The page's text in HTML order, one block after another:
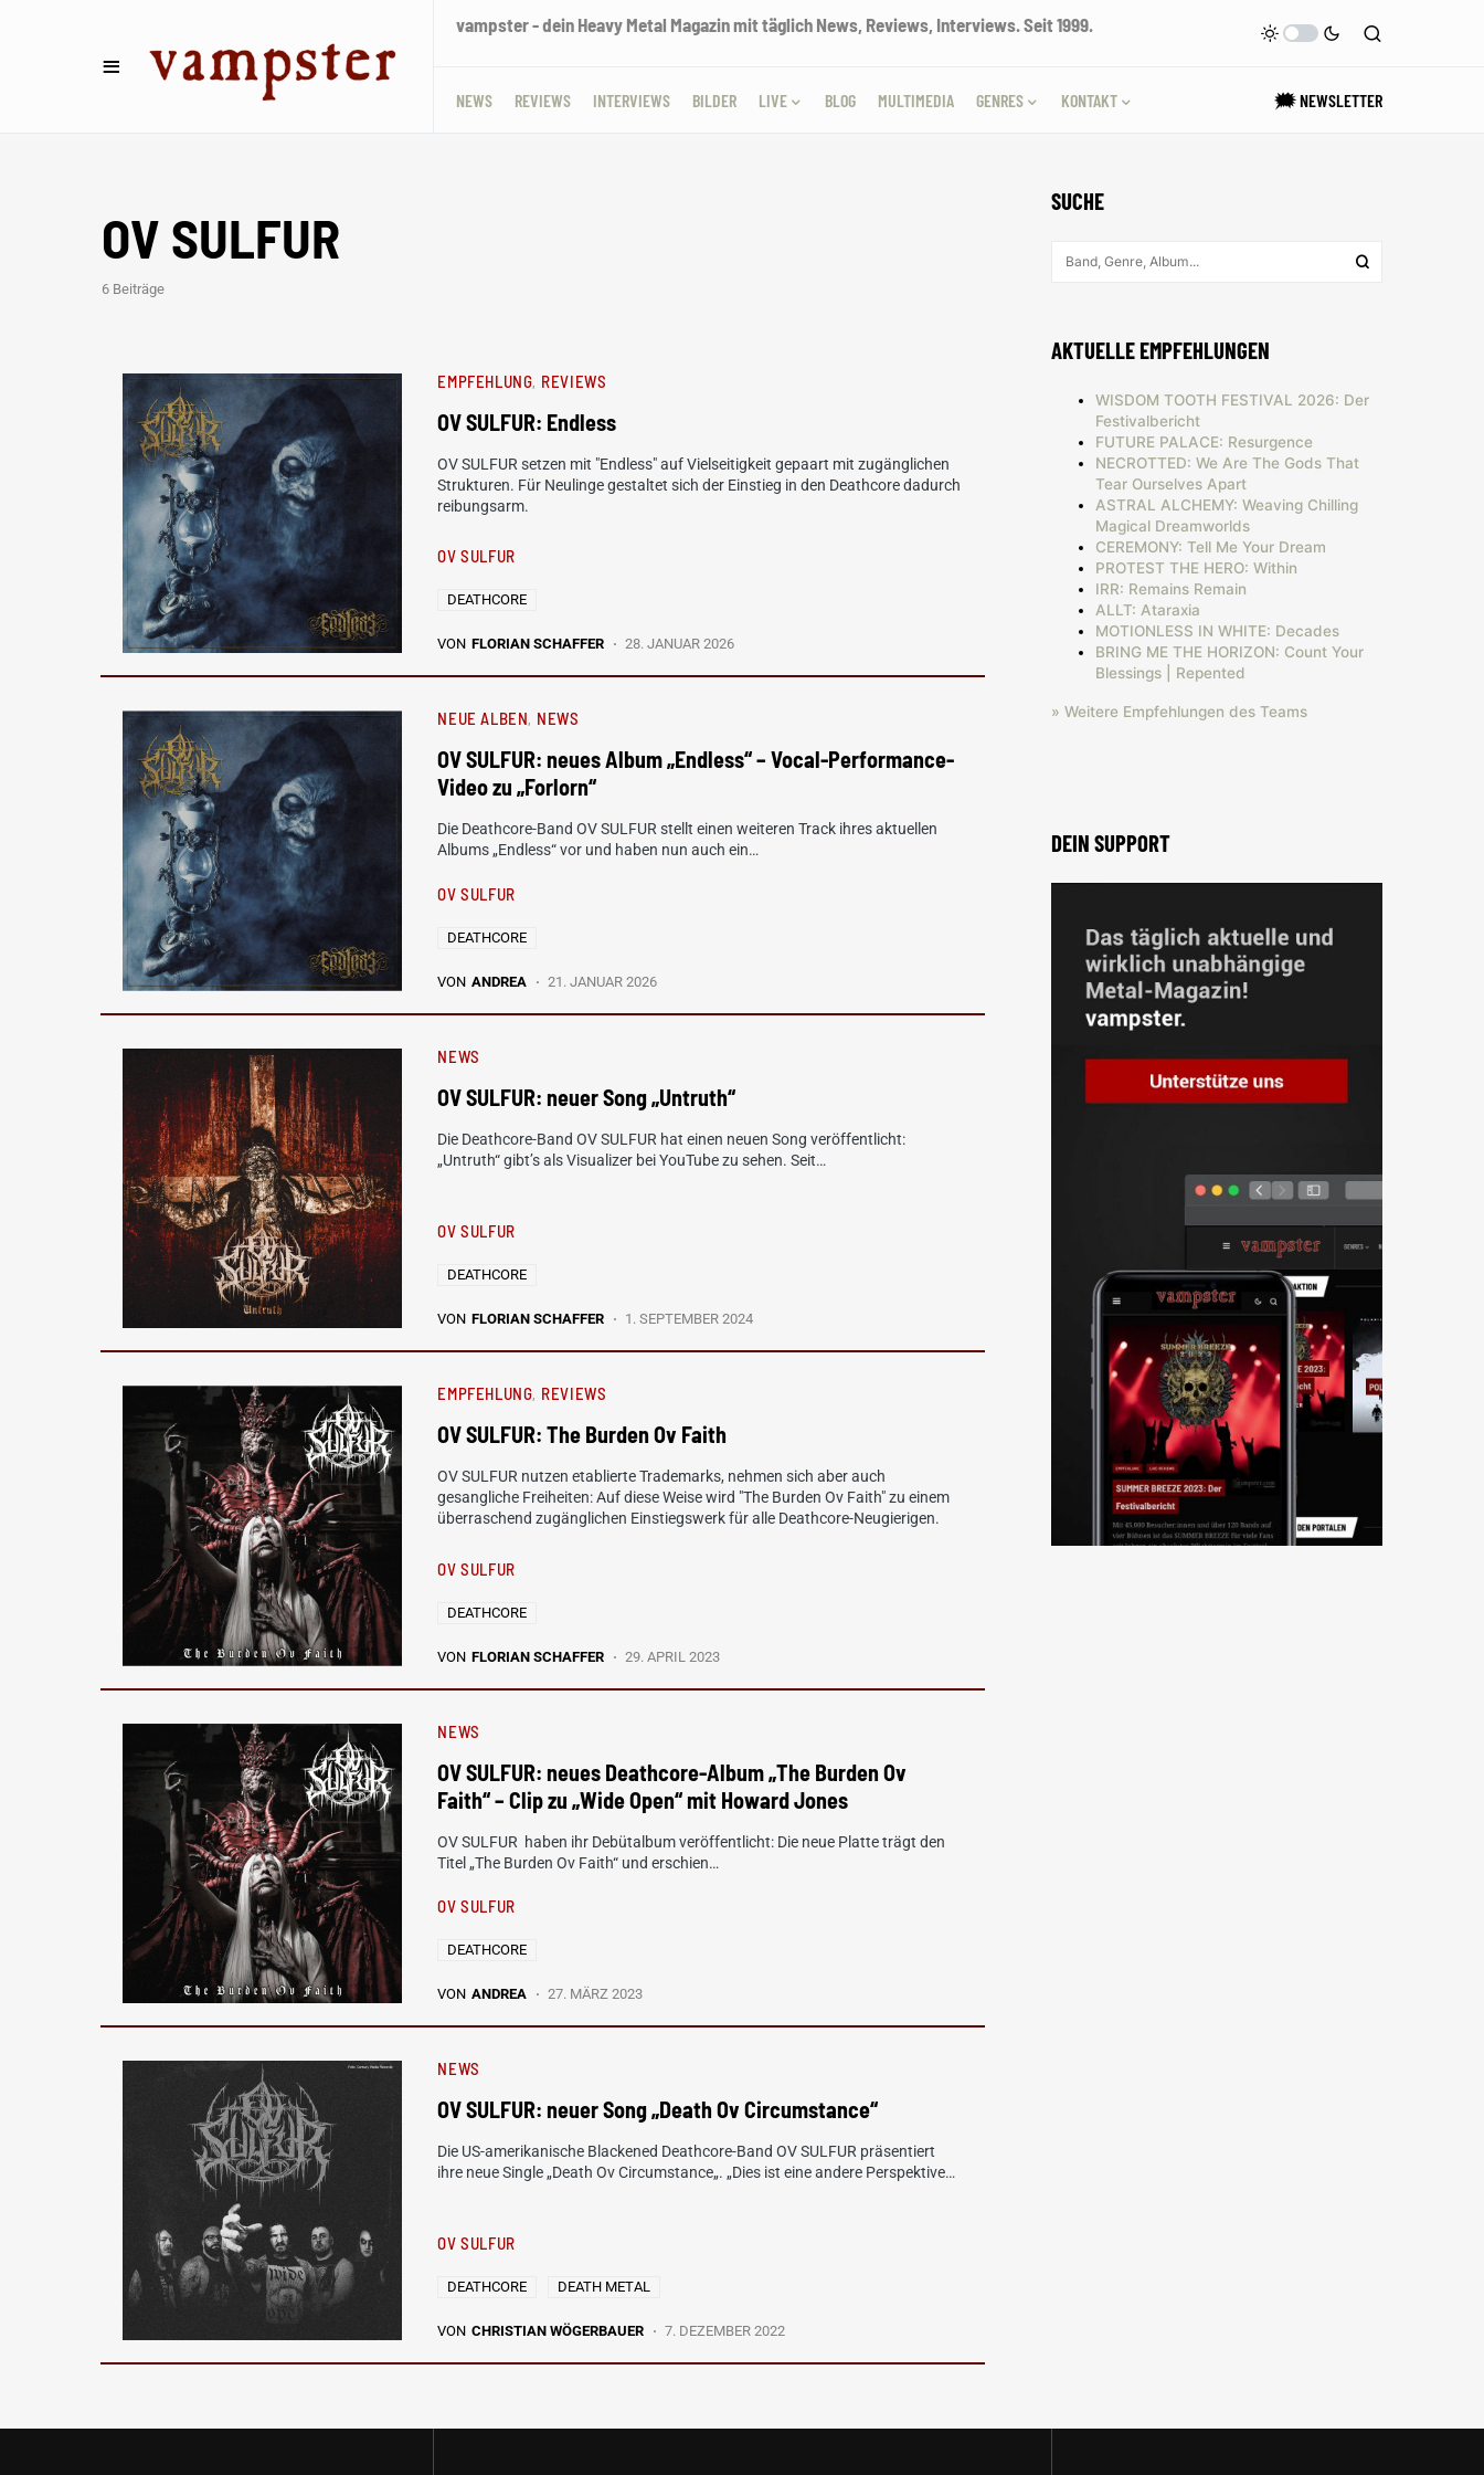
vampster - dein Heavy Metal Magazin mit täglich News, Reviews, Interviews. Seit 1999.
NEWS REVIEWS INTERVIEWS BILDER LIVE BLOG MULTIMEDIA GENRES KONTAKT 🗯 NEWSLETTER
OV SULFUR
6 Beiträge
EMPFEHLUNG REVIEWS
OV SULFUR: Endless
OV SULFUR setzen mit "Endless" auf Vielseitigkeit gepaart mit zugänglichen
Strukturen. Für Neulinge gestaltet sich der Einstieg in den Deathcore dadurch
reibungsarm.
OV SULFUR
DEATHCORE
VON FLORIAN SCHAFFER 28. JANUAR 2026
NEUE ALBEN NEWS
OV SULFUR: neues Album „Endless“ – Vocal-Performance-
Video zu „Forlorn“
Die Deathcore-Band OV SULFUR stellt einen weiteren Track ihres aktuellen
Albums „Endless“ vor und haben nun auch ein…
OV SULFUR
DEATHCORE
VON ANDREA 21. JANUAR 2026
NEWS
OV SULFUR: neuer Song „Untruth“
Die Deathcore-Band OV SULFUR hat einen neuen Song veröffentlicht:
„Untruth“ gibt’s als Visualizer bei YouTube zu sehen. Seit…
OV SULFUR
DEATHCORE
VON FLORIAN SCHAFFER 1. SEPTEMBER 2024
EMPFEHLUNG REVIEWS
OV SULFUR: The Burden Ov Faith
OV SULFUR nutzen etablierte Trademarks, nehmen sich aber auch
gesangliche Freiheiten: Auf diese Weise wird "The Burden Ov Faith" zu einem
überraschend zugänglichen Einstiegswerk für alle Deathcore-Neugierigen.
OV SULFUR
DEATHCORE
VON FLORIAN SCHAFFER 29. APRIL 2023
NEWS
OV SULFUR: neues Deathcore-Album „The Burden Ov
Faith“ – Clip zu „Wide Open“ mit Howard Jones
OV SULFUR haben ihr Debütalbum veröffentlicht: Die neue Platte trägt den
Titel „The Burden Ov Faith“ und erschien…
OV SULFUR
DEATHCORE
VON ANDREA 27. MÄRZ 2023
NEWS
OV SULFUR: neuer Song „Death Ov Circumstance“
Die US-amerikanische Blackened Deathcore-Band OV SULFUR präsentiert
ihre neue Single „Death Ov Circumstance„. „Dies ist eine andere Perspektive…
OV SULFUR
DEATHCORE DEATH METAL
VON CHRISTIAN WÖGERBAUER 7. DEZEMBER 2022
SUCHE
AKTUELLE EMPFEHLUNGEN
WISDOM TOOTH FESTIVAL 2026: Der
Festivalbericht
FUTURE PALACE: Resurgence
NECROTTED: We Are The Gods That
Tear Ourselves Apart
ASTRAL ALCHEMY: Weaving Chilling
Magical Dreamworlds
CEREMONY: Tell Me Your Dream
PROTEST THE HERO: Within
IRR: Remains Remain
ALLT: Ataraxia
MOTIONLESS IN WHITE: Decades
BRING ME THE HORIZON: Count Your
Blessings | Repented
» Weitere Empfehlungen des Teams
DEIN SUPPORT